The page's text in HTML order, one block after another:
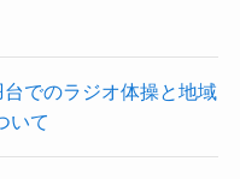
台でのラジオ体操と地域
いて